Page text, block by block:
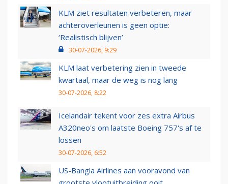
KLM ziet resultaten verbeteren, maar
achteroverleunen is geen optie:
‘Realistisch blijven’
30-07-2026, 9:29
KLM laat verbetering zien in tweede
kwartaal, maar de weg is nog lang
30-07-2026, 8:22
Icelandair tekent voor zes extra Airbus
A320neo's om laatste Boeing 757's af te
lossen
30-07-2026, 6:52
US-Bangla Airlines aan vooravond van